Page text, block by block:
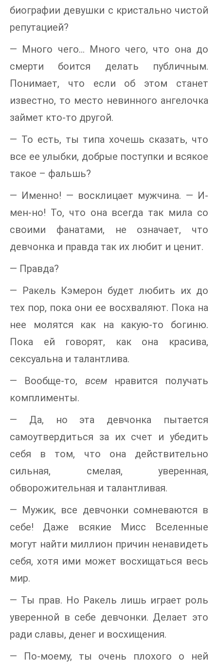
биографии девушки с кристально чистой
репутацией?
— Много чего… Много чего, что она до
смерти боится делать публичным.
Понимает, что если об этом станет
известно, то место невинного ангелочка
займет кто-то другой.
— То есть, ты типа хочешь сказать, что
все ее улыбки, добрые поступки и всякое
такое – фальшь?
— Именно! — восклицает мужчина. — И-
мен-но! То, что она всегда так мила со
своими фанатами, не означает, что
девчонка и правда так их любит и ценит.
— Правда?
— Ракель Кэмерон будет любить их до
тех пор, пока они ее восхваляют. Пока на
нее молятся как на какую-то богиню.
Пока ей говорят, как она красива,
сексуальна и талантлива.
— Вообще-то, всемнравится получать
комплименты.
— Да, но эта девчонка пытается
самоутвердиться за их счет и убедить
себя в том, что она действительно
сильная, смелая, уверенная,
обворожительная и талантливая.
— Мужик, все девчонки сомневаются в
себе! Даже всякие Мисс Вселенные
могут найти миллион причин ненавидеть
себя, хотя ими может восхищаться весь
мир.
— Ты прав. Но Ракель лишь играет роль
уверенной в себе девчонки. Делает это
ради славы, денег и восхищения.
— По-моему, ты очень плохого о ней